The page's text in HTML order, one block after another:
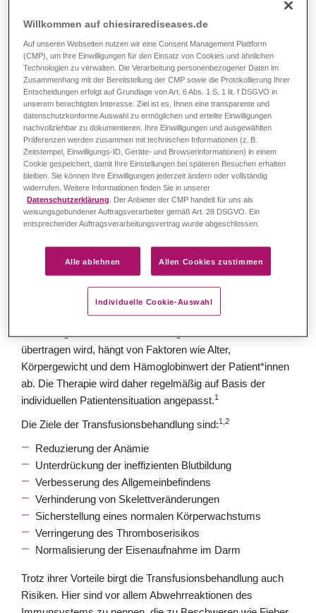
symptomatischen und kurativen Behandlungen. 1
Symptomatische Therapiensollen die von der
Krankheit verursachten gesundheitlichen Probleme (z.
B. Blutarmut) lindern und Komplikationen vermeiden. Sie
müssen dafür regelmäßig angewendet werden.
Kurative Therapienzielen auf eine dauerhafte Heilung
oder die Behandlung der Krankheitsursachen ab.
Symptomatische Therapie
BLUTTRANSFUSION
Transfusionsbehandlung
. Eine Transfusionsbehandlung
wird empfohlen, wenn die Hämoglobin-Konzentration
wiederholt unter einen bestimmten Wert fällt oder sich
bestimmte Anämie-Symptome zeigen.1,2
Wie häufig die Transfusionen erfolgen und wieviel Blut
übertragen wird, hängt von Faktoren wie Alter,
Körpergewicht und dem Hämoglobinwert der Patient*innen
ab. Die Therapie wird daher regelmäßig auf Basis der
individuellen Patientensituation angepasst.1
Die Ziele der Transfusionsbehandlung sind:1,2
Reduzierung der Anämie
Unterdrückung der ineffizienten Blutbildung
Verbesserung des Allgemeinbefindens
Verhinderung von Skelettveränderungen
Sicherstellung eines normalen Körperwachstums
Verringerung des Thromboserisikos
Normalisierung der Eisenaufnahme im Darm
Trotz ihrer Vorteile birgt die Transfusionsbehandlung auch
Risiken. Hier sind vor allem Abwehrreaktionen des
Willkommen auf chiesirarediseases.de
Auf unseren Webseiten nutzen wir eine Consent Management Plattform
(CMP), um Ihre Einwilligungen für den Einsatz von Cookies und ähnlichen
Technologien zu verwalten. Die Verarbeitung personenbezogener Daten im
Zusammenhang mit der Bereitstellung der CMP sowie die Protokollierung Ihrer
Entscheidungen erfolgt auf Grundlage von Art. 6 Abs. 1 S. 1 lit. f DSGVO in
unserem berechtigten Interesse. Ziel ist es, Ihnen eine transparente und
datenschutzkonforme Auswahl zu ermöglichen und erteilte Einwilligungen
nachvollziehbar zu dokumentieren. Ihre Einwilligungen und ausgewählten
Präferenzen werden zusammen mit technischen Informationen (z. B.
Zeitstempel, Einwilligungs-ID, Geräte- und Browserinformationen) in einem
Cookie gespeichert, damit Ihre Einstellungen bei späteren Besuchen erhalten
bleiben. Sie können Ihre Einwilligungen jederzeit ändern oder vollständig
widerrufen. Weitere Informationen finden Sie in unserer
Datenschutzerklärung . Der Anbieter der CMP handelt für uns als
weisungsgebundener Auftragsverarbeiter gemäß Art. 28 DSGVO. Ein
entsprechender Auftragsverarbeitungsvertrag wurde abgeschlossen.
Alle ablehnen Allen Cookies zustimmen
Individuelle Cookie-Auswahl